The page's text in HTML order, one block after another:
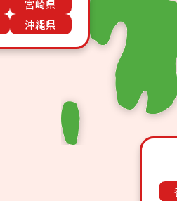
宮崎県
沖縄県